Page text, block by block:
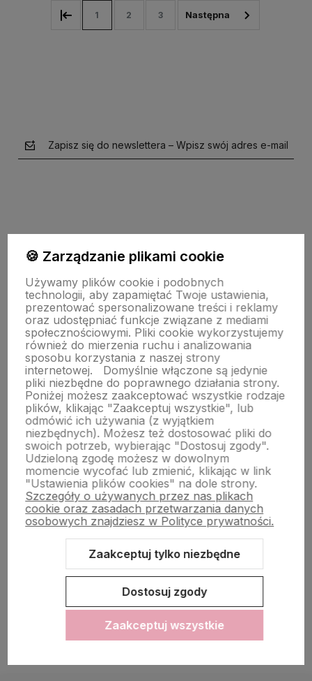
1 2 3
Zapisz się do newslettera – Wpisz swój adres e-mail
O nas
Obsługa klienta
Pomoc
Moje konto
Sklep internetowy Shoper.pl Szablon Shoper Modern 3.0™
GrowCommerce
🍪 Zarządzanie plikami cookie
Używamy plików cookie i podobnych
technologii, aby zapamiętać Twoje ustawienia,
prezentować spersonalizowane treści i reklamy
oraz udostępniać funkcje związane z mediami
społecznościowymi. Pliki cookie wykorzystujemy
również do mierzenia ruchu i analizowania
sposobu korzystania z naszej strony
internetowej.
Domyślnie włączone są jedynie
pliki niezbędne do poprawnego działania strony.
Poniżej możesz zaakceptować wszystkie rodzaje
plików, klikając "Zaakceptuj wszystkie", lub
odmówić ich używania (z wyjątkiem
niezbędnych). Możesz też dostosować pliki do
swoich potrzeb, wybierając "Dostosuj zgody".
Udzieloną zgodę możesz w dowolnym
momencie wycofać lub zmienić, klikając w link
"Ustawienia plików cookies" na dole strony.
Szczegóły o używanych przez nas plikach
cookie oraz zasadach przetwarzania danych
osobowych znajdziesz w Polityce prywatności.
Zaakceptuj tylko niezbędne
Dostosuj zgody
Zaakceptuj wszystkie